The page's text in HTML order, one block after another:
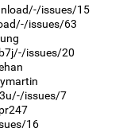
issues/15
issues/63
issues/20
issues/7
16